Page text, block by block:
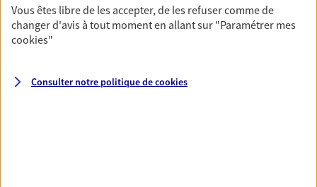
garanties incapacité temporaire totale de travail,
invalidité ou de décès.
Vous êtes libre de les accepter, de les refuser comme de
changer d'avis à tout moment en allant sur "Paramétrer mes
cookies"
Consulter notre politique decookies